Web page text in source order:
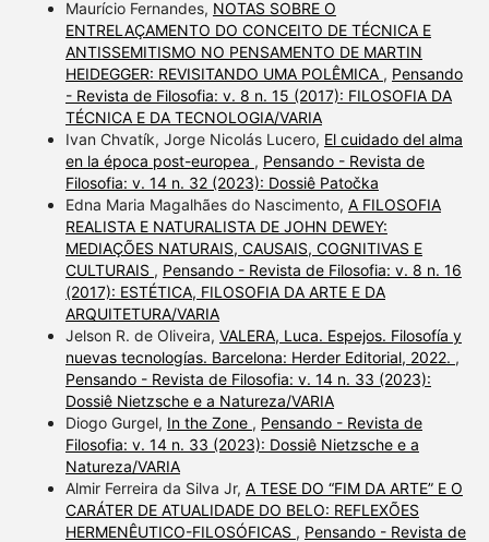
Maurício Fernandes, NOTAS SOBRE O
ENTRELAÇAMENTO DO CONCEITO DE TÉCNICA E
ANTISSEMITISMO NO PENSAMENTO DE MARTIN
HEIDEGGER: REVISITANDO UMA POLÊMICA , Pensando
- Revista de Filosofia: v. 8 n. 15 (2017): FILOSOFIA DA
TÉCNICA E DA TECNOLOGIA/VARIA
Ivan Chvatík, Jorge Nicolás Lucero, El cuidado del alma
en la época post-europea , Pensando - Revista de
Filosofia: v. 14 n. 32 (2023): Dossiê Patočka
Edna Maria Magalhães do Nascimento, A FILOSOFIA
REALISTA E NATURALISTA DE JOHN DEWEY:
MEDIAÇÕES NATURAIS, CAUSAIS, COGNITIVAS E
CULTURAIS , Pensando - Revista de Filosofia: v. 8 n. 16
(2017): ESTÉTICA, FILOSOFIA DA ARTE E DA
ARQUITETURA/VARIA
Jelson R. de Oliveira, VALERA, Luca. Espejos. Filosofía y
nuevas tecnologías. Barcelona: Herder Editorial, 2022. ,
Pensando - Revista de Filosofia: v. 14 n. 33 (2023):
Dossiê Nietzsche e a Natureza/VARIA
Diogo Gurgel, In the Zone , Pensando - Revista de
Filosofia: v. 14 n. 33 (2023): Dossiê Nietzsche e a
Natureza/VARIA
Almir Ferreira da Silva Jr, A TESE DO “FIM DA ARTE” E O
CARÁTER DE ATUALIDADE DO BELO: REFLEXÕES
HERMENÊUTICO-FILOSÓFICAS , Pensando - Revista de